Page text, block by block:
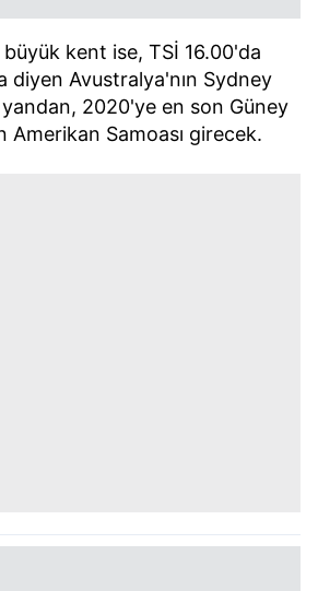
büyük kent ise, TSİ 16.00'da
diyen Avustralya'nın Sydney
2020'ye en son Güney
Amerikan Samoası girecek.